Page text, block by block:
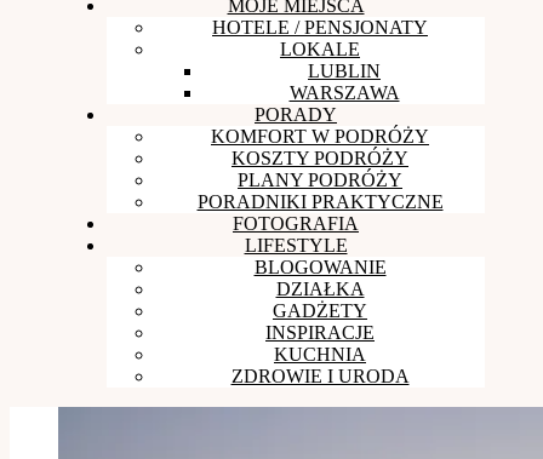
MOJE MIEJSCA
HOTELE / PENSJONATY
LOKALE
LUBLIN
WARSZAWA
PORADY
KOMFORT W PODRÓŻY
KOSZTY PODRÓŻY
PLANY PODRÓŻY
PORADNIKI PRAKTYCZNE
FOTOGRAFIA
LIFESTYLE
BLOGOWANIE
DZIAŁKA
GADŻETY
INSPIRACJE
KUCHNIA
ZDROWIE I URODA